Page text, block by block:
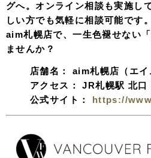
グへ。オンライン相談も実施し
しい方でも気軽に相談可能です。
aim札幌店で、一生色褪せない
ませんか？
店舗名：
aim札幌店（エイ
アクセス：
JR札幌駅 北口
公式サイト：
https://